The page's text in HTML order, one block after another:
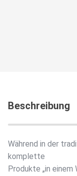
Beschreibung
Während in der
komplette
Produkte „in